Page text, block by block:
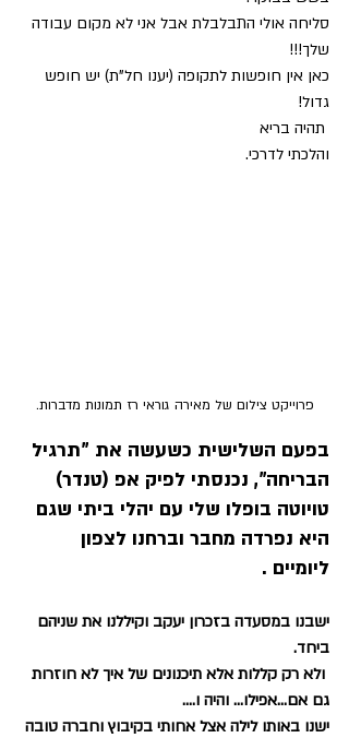
סליחה אולי התבלבלת אבל אני לא מקום עבודה
שלך!!!
כאן אין חופשות לתקופה (יענו חל"ת) יש חופש
גדול!
והלכתי לדרכי.
פרוייקט צילום של מאירה גוראי רז תמונות מדברות.
בפעם השלישית כשעשה את "תרגיל
הבריחה", נכנסתי לפיק אפ (טנדר)
טויוטה בופלו שלי עם יהלי ביתי שגם
היא נפרדה מחבר וברחנו לצפון
ליומיים .
ישבנו במסעדה בזכרון יעקב וקיללנו את שניהם
ביחד.
ולא רק קללות אלא תיכנונים של איך לא חוזרות
גם אם…אפילו... והיה ו....
ישנו באותו לילה אצל אחותי בקיבוץ וחברה טובה